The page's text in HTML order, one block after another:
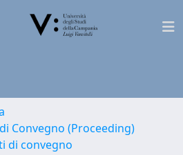
Convegno (Proceeding)
di convegno